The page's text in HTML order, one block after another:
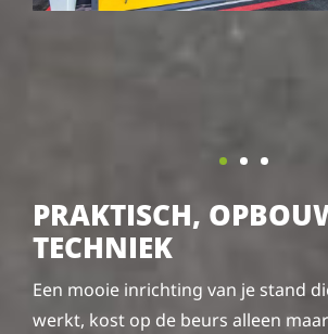
PRAKTISCH,
TECHNIEK
Een mooie inrichting van je stand
werkt, kost op de beurs alleen